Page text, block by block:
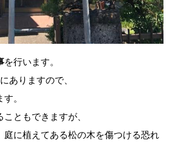
を行います。
ありますので、
。
ともできますが、
庭に植えてある松の木を傷つける恐れ